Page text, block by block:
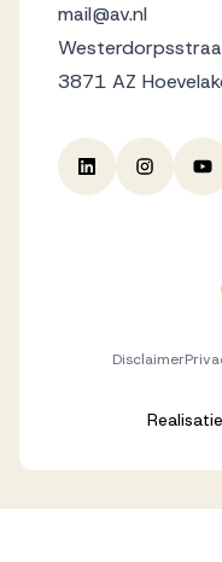
mail@av.nl
3871 AZ
Disclaimer